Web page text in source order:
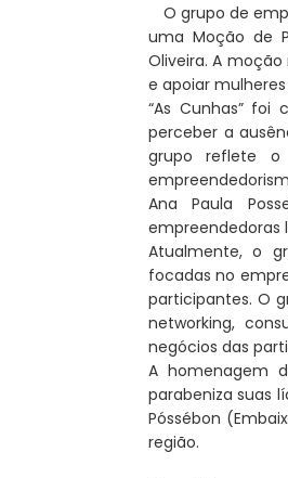
O grupo de
uma Moção de
Oliveira. A
e apoiar
“As Cunhas” foi
perceber a
grupo reflete o
Ana Paula
empreendedoras
Atualmente, o
focadas no
participantes. O
networking,
negócios das
A homenagem
parabeniza suas
Póssébon
região.